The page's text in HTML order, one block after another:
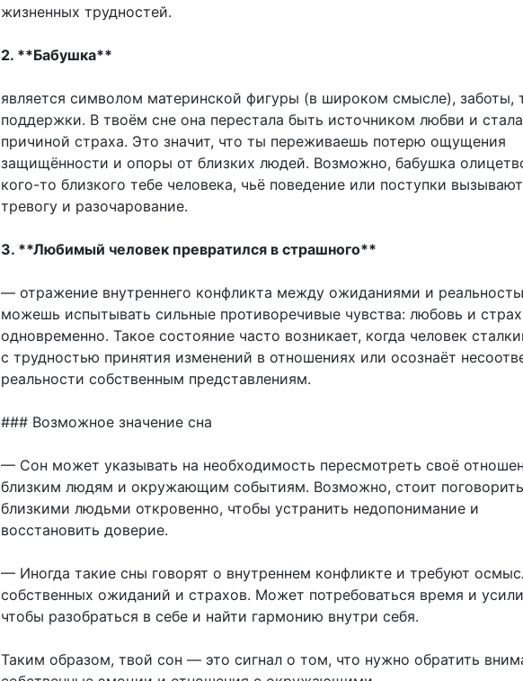
жизненных трудностей.
2. **Бабушка**
является символом материнской фигуры (в широком смысле), заботы,
поддержки. В твоём сне она перестала быть источником любви и стала
причиной страха. Это значит, что ты переживаешь потерю ощущения
защищённости и опоры от близких людей. Возможно, бабушка
кого-то близкого тебе человека, чьё поведение или поступки вызывают
тревогу и разочарование.
3. **Любимый человек превратился в страшного**
— отражение внутреннего конфликта между ожиданиями и
можешь испытывать сильные противоречивые чувства: любовь и страх
одновременно. Такое состояние часто возникает, когда человек
с трудностью принятия изменений в отношениях или осознаёт
реальности собственным представлениям.
### Возможное значение сна
— Сон может указывать на необходимость пересмотреть своё
близким людям и окружающим событиям. Возможно, стоит
близкими людьми откровенно, чтобы устранить недопонимание и
восстановить доверие.
— Иногда такие сны говорят о внутреннем конфликте и требуют
собственных ожиданий и страхов. Может потребоваться время и
чтобы разобраться в себе и найти гармонию внутри себя.
Таким образом, твой сон — это сигнал о том, что нужно обратить